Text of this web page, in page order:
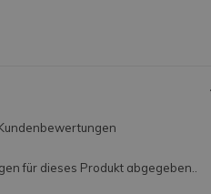
für dieses Produkt abgegeben..